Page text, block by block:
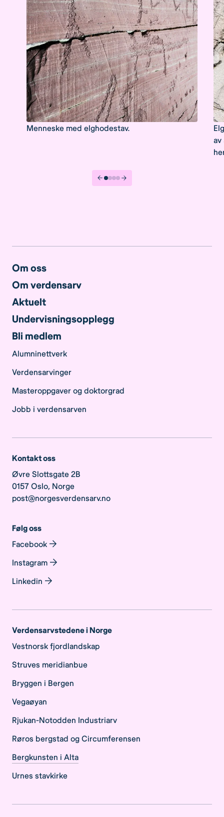
Menneske med elghodestav.
av
Om oss
Om verdensarv
Aktuelt
Undervisningsopplegg
Bli medlem
Alumninettverk
Verdensarvinger
Masteroppgaver og doktorgrad
Jobb i verdensarven
Kontakt oss
Øvre Slottsgate 2B
0157 Oslo, Norge
post@norgesverdensarv.no
Følg oss
Facebook
Instagram
Linkedin
Verdensarvstedene i Norge
Vestnorsk fjordlandskap
Struves meridianbue
Bryggen i Bergen
Vegaøyan
Rjukan-Notodden Industriarv
Røros bergstad og Circumferensen
Bergkunsten i Alta
Urnes stavkirke